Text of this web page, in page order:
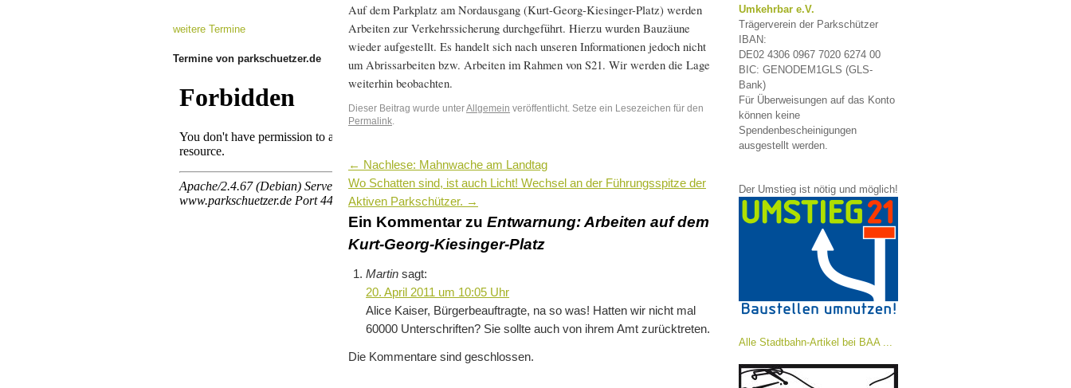
Auf dem Parkplatz am Nordausgang (Kurt-Georg-Kiesinger-Platz) werden
Arbeiten zur Verkehrssicherung durchgeführt. Hierzu wurden Bauzäune
wieder aufgestellt. Es handelt sich nach unseren Informationen jedoch nicht
um Abrissarbeiten bzw. Arbeiten im Rahmen von S21. Wir werden die Lage
weiterhin beobachten.
Dieser Beitrag wurde unterAllgemein veröffentlicht. Setze ein Lesezeichen für den
Permalink
← Nachlese: Mahnwache am Landtag
Wo Schatten sind, ist auch Licht! Wechsel an der Führungsspitze der
Aktiven Parkschützer. →
Ein Kommentar zu Entwarnung: Arbeiten auf dem
Kurt-Georg-Kiesinger-Platz
Martin sagt:
20. April 2011 um 10:05 Uhr
Alice Kaiser, Bürgerbeauftragte, na so was! Hatten wir nicht mal
60000 Unterschriften? Sie sollte auch von ihrem Amt zurücktreten.
Die Kommentare sind geschlossen.
weitere Termine
Termine von parkschuetzer.de
Umkehrbar e.V.
Trägerverein der Parkschützer
IBAN:
DE02 4306 0967 7020 6274 00
BIC: GENODEM1GLS (GLS-
Bank)
Für Überweisungen auf das Konto
können keine
Spendenbescheinigungen
ausgestellt werden.
Der Umstieg ist nötig und möglich!
Alle Stadtbahn-Artikel bei BAA ...